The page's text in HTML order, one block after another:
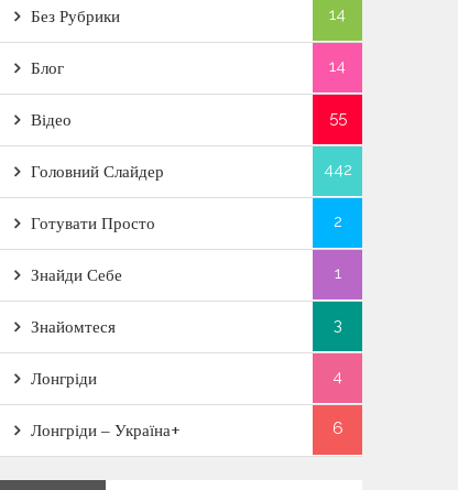
Без Рубрики 14
Блог 14
Відео 55
Головний Слайдер 442
Готувати Просто 2
Знайди Себе 1
Знайомтеся 3
Лонгріди 4
Лонгріди – Україна+ 6